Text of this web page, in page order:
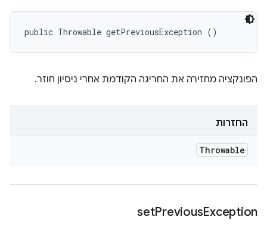
public Throwable getPreviousException ()
הפונקציה מחזירה את החריגה הקודמת אחרי ניסיון חוזר.
החזרות
Throwable
setPreviousException